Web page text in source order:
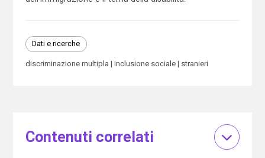
Dati e ricerche
discriminazione multipla inclusione sociale stranieri
Contenuti correlati